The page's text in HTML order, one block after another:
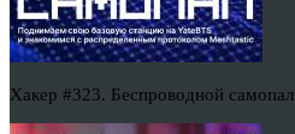
Хакер #323. Беспроводной самопал